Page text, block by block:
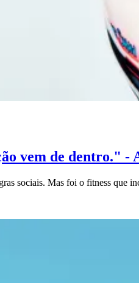
vem de dentro." -
sociais. Mas foi o fitness que